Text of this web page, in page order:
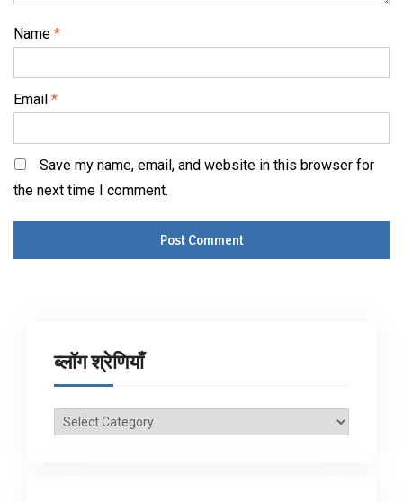
Name *
Email *
Save my name, email, and website in this browser for
the next time I comment.
ब्लॉग श्रेणियाँ
ब्लॉग